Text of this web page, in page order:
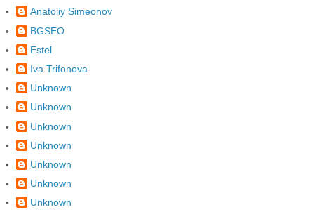
Anatoliy Simeonov
BGSEO
Estel
Iva Trifonova
Unknown
Unknown
Unknown
Unknown
Unknown
Unknown
Unknown